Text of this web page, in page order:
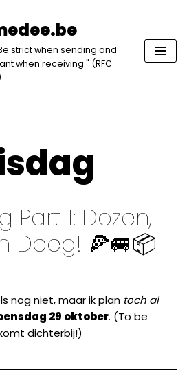
strict when sending and
when receiving." (RFC
Part 1: Dozen,
Deeg! 🍕🚐📦
nog niet, maar ik plan toch al
29 oktober. (To be
dichterbij!)